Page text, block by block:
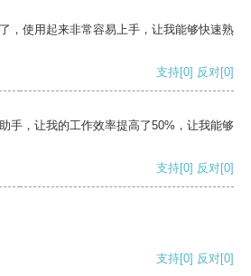
，使用起来非常容易上手，让我能够快速熟
支持[0] 反对[0]
手，让我的工作效率提高了50%，让我能够
支持[0] 反对[0]
支持[0] 反对[0]